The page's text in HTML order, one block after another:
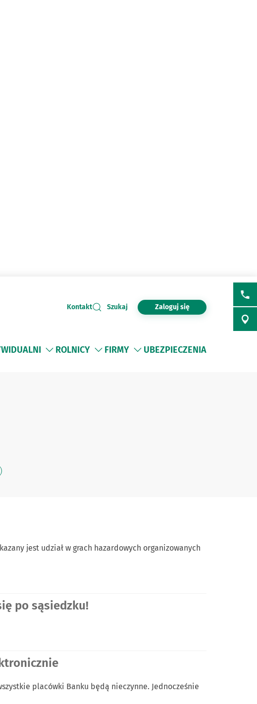
Kontakt Szukaj Zaloguj się
ROLNICY FIRMY UBEZPIECZENIA
jest udział w grach hazardowych organizowanych
po sąsiedzku!
placówki Banku będą nieczynne. Jednocześnie